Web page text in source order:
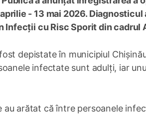
- 13 mai 2026.
Infecții cu Risc Sporit din cadrul
depistate în municipiul
infectate sunt adulți, iar
arătat că între persoanele